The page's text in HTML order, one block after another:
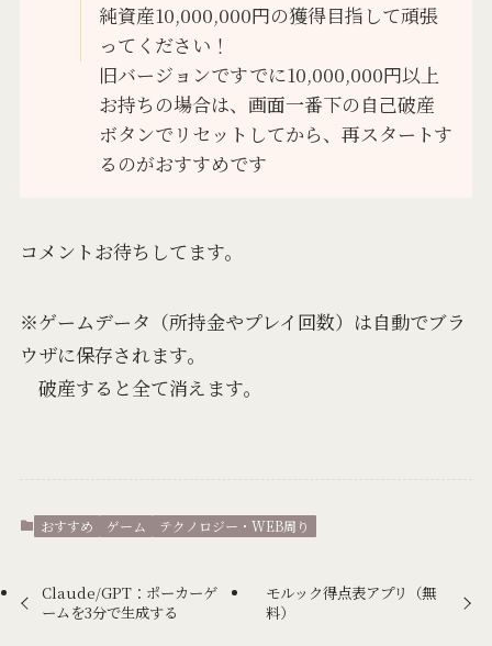
純資産10,000,000円の獲得目指して頑張
ってください！
旧バージョンですでに10,000,000円以上
お持ちの場合は、画面一番下の自己破産
ボタンでリセットしてから、再スタートす
るのがおすすめです
コメントお待ちしてます。
※ゲームデータ（所持金やプレイ回数）は自動でブラ
ウザに保存されます。
破産すると全て消えます。
おすすめ ゲーム テクノロジー・WEB周り
Claude/GPT：ポーカーゲ
ームを3分で生成する
モルック得点表アプリ（無
料）